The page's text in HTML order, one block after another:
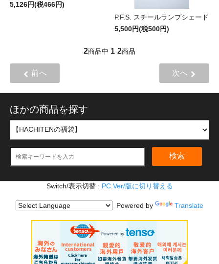
5,126円(税466円)
P.F.S. スチールランプシェード
5,500円(税500円)
2商品中 1-2商品
前へ 次へ
ほかの商品を探す
検索
Switch/表示切替 : PC.Ver/版に切り替える
Powered by Translate